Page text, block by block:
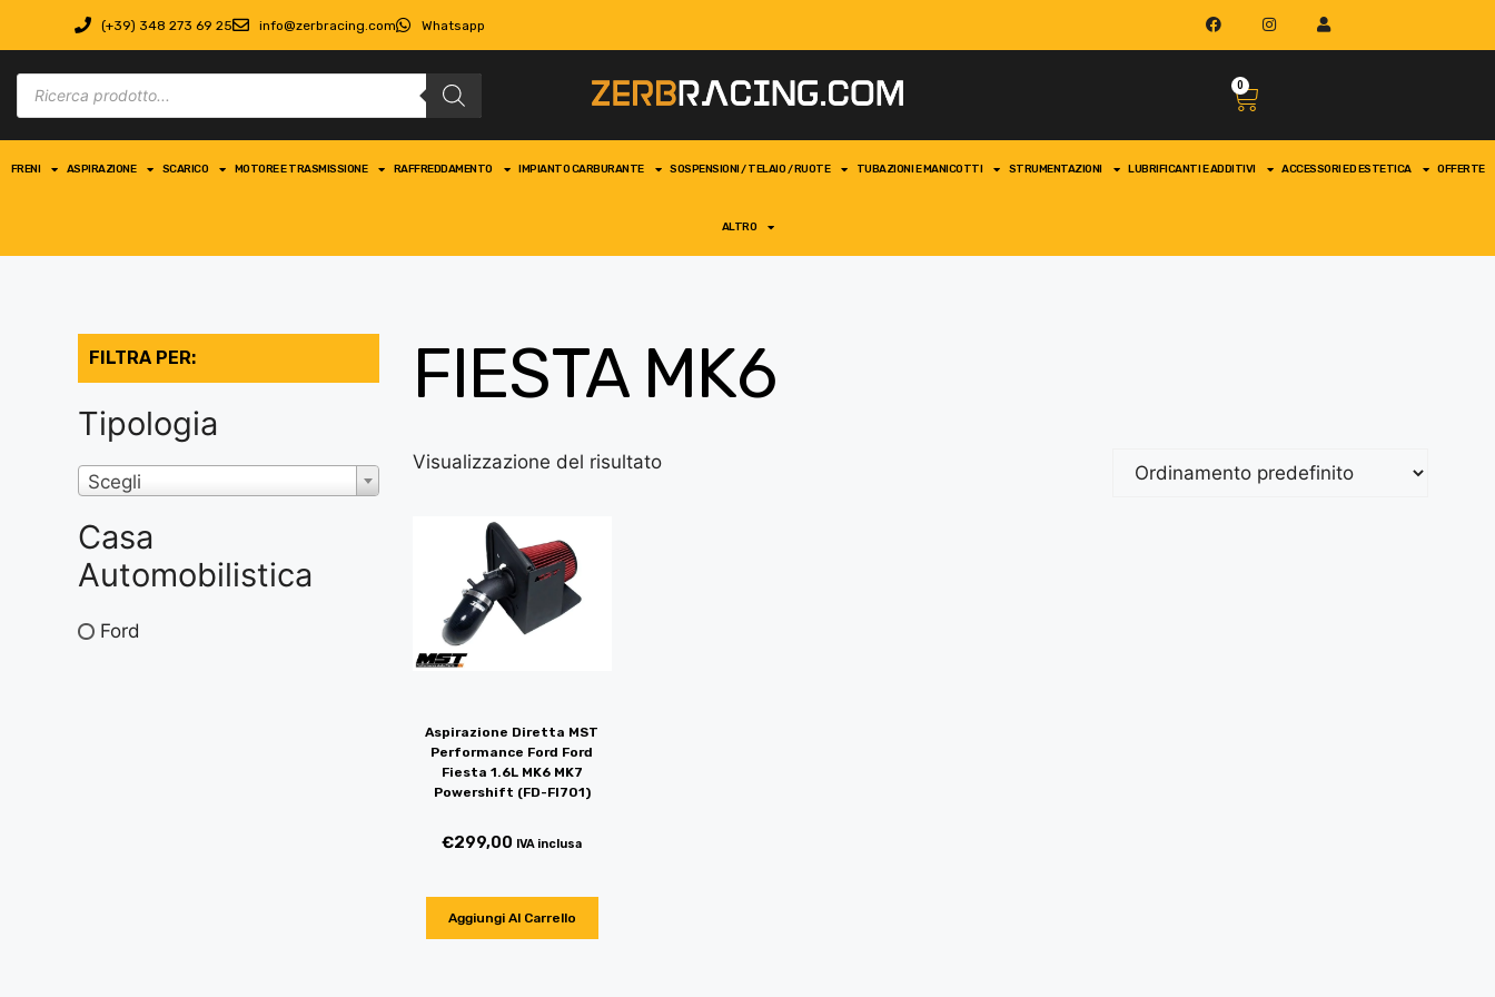
(+39) 348 273 69 25 info@zerbracing.com Whatsapp
0
FRENI ASPIRAZIONE SCARICO MOTORE E TRASMISSIONE RAFFREDDAMENTO IMPIANTO CARBURANTE SOSPENSIONI / TELAIO / RUOTE TUBAZIONI E MANICOTTI STRUMENTAZIONI LUBRIFICANTI E ADDITIVI ACCESSORI ED ESTETICA OFFERTE
ALTRO
FILTRA PER:
Tipologia
Scegli
Casa
Automobilistica
Ford
FIESTA MK6
Visualizzazione del risultato
Aspirazione Diretta MST
Performance Ford Ford
Fiesta 1.6L MK6 MK7
Powershift (FD-FI701)
€299,00 IVA inclusa
Aggiungi Al Carrello